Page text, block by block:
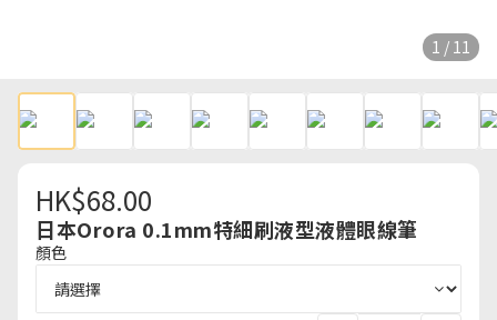
1 / 11
HK$68.00
日本Orora 0.1mm特細刷液型液體眼線筆
顏色